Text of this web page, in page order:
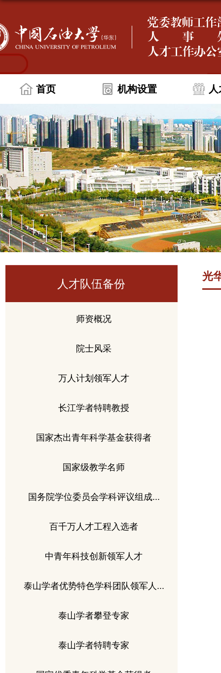
首页 机构设置
人才队伍备份
师资概况
院士风采
万人计划领军人才
长江学者特聘教授
国家杰出青年科学基金获得者
国家级教学名师
国务院学位委员会学科评议组成...
百千万人才工程入选者
中青年科技创新领军人才
泰山学者优势特色学科团队领军人...
泰山学者攀登专家
泰山学者特聘专家
光